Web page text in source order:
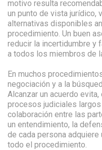
motivo resulta
un punto de vista jurídico,
alternativas disponibles
procedimiento. Un buen
reducir la incertidumbre y
a todos los miembros de
En muchos
negociación y a la
Alcanzar un acuerdo
procesos judiciales
colaboración entre las
un entendimiento, la
de cada persona
todo el procedimiento.